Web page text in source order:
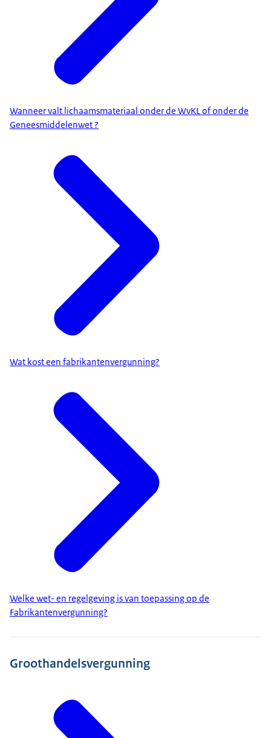
Wanneer valt lichaamsmateriaal onder de WvKL of onder de
Geneesmiddelenwet ?
Wat kost een fabrikantenvergunning?
Welke wet- en regelgeving is van toepassing op de
Fabrikantenvergunning?
Groothandelsvergunning